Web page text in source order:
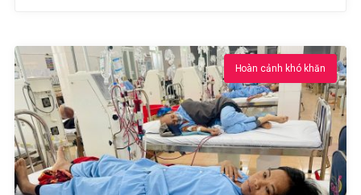
Hoàn cảnh khó khăn